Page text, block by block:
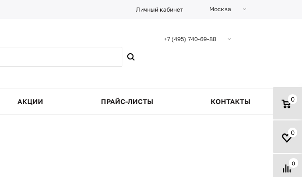
Личный кабинет Москва
+7 (495) 740-69-88
0
0
0
АКЦИИ ПРАЙС-ЛИСТЫ КОНТАКТЫ